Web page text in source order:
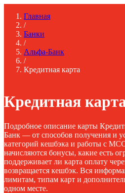
Главная
/
Банки
/
Альфа-Банк
/
Кредитная карта
Кредитная
Подробное описание карты
Банк — от способов получения и
категорий кешбэка и работы с
начисляются бонусы, какие есть
поддерживает ли карта оплату
возвращается кешбэк. Вся
лимитам, типам карт и
одном месте.